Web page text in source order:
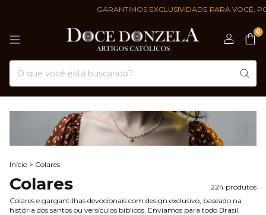
GARANTIMOS EXCLUSIVIDADE PARA VOCÊ, POR ISSO O
0
Início > Colares
Colares
224 produtos
Colares e gargantilhas devocionais com design exclusivo, baseado na
história dos santos ou versículos bíblicos. Enviamos para todo Brasil.